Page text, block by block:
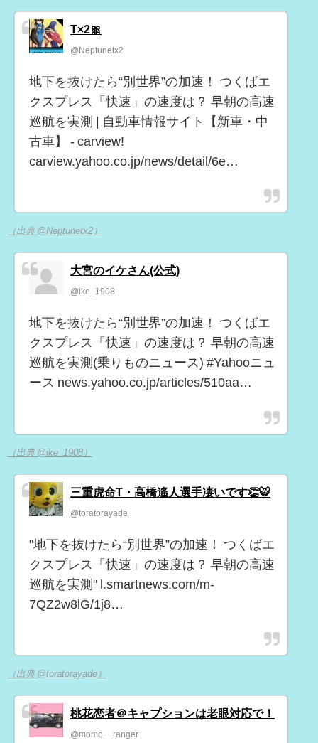
T×2🎀
@Neptunetx2
地下を抜けたら“別世界”の加速！ つくばエ
クスプレス「快速」の速度は？ 早朝の高速
巡航を実測 | 自動車情報サイト【新車・中
古車】 - carview!
carview.yahoo.co.jp/news/detail/6e…
（出典 @Neptunetx2）
大宮のイケさん(公式)
@ike_1908
地下を抜けたら“別世界”の加速！ つくばエ
クスプレス「快速」の速度は？ 早朝の高速
巡航を実測(乗りものニュース) #Yahooニュ
ース news.yahoo.co.jp/articles/510aa…
（出典 @ike_1908）
三重虎命T・高橋遙人選手凄いです👏🐯
@toratorayade
"地下を抜けたら“別世界”の加速！ つくばエ
クスプレス「快速」の速度は？ 早朝の高速
巡航を実測" l.smartnews.com/m-
7QZ2w8lG/1j8…
（出典 @toratorayade）
桃花恋者＠キャプションは老眼対応で！
@momo__ranger